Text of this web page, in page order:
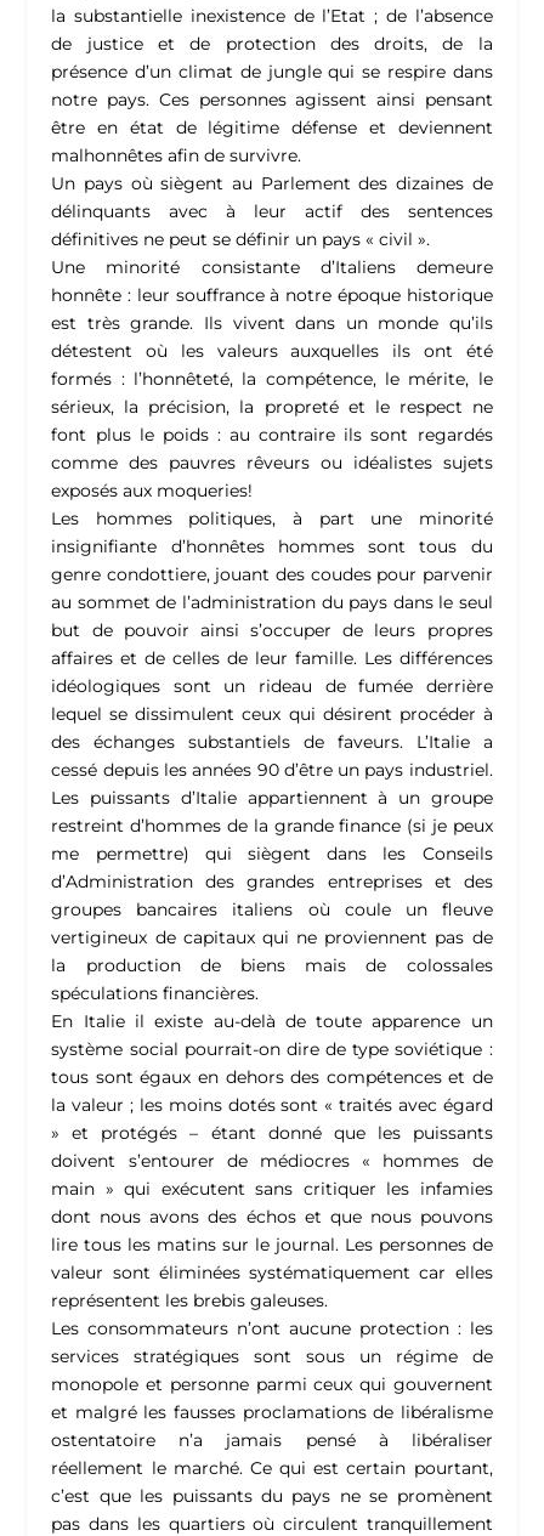
la substantielle inexistence de l’Etat ; de l’absence
de justice et de protection des droits, de la
présence d’un climat de jungle qui se respire dans
notre pays. Ces personnes agissent ainsi pensant
être en état de légitime défense et deviennent
malhonnêtes afin de survivre.
Un pays où siègent au Parlement des dizaines de
délinquants avec à leur actif des sentences
définitives ne peut se définir un pays « civil ».
Une minorité consistante d’Italiens demeure
honnête : leur souffrance à notre époque historique
est très grande. Ils vivent dans un monde qu’ils
détestent où les valeurs auxquelles ils ont été
formés : l’honnêteté, la compétence, le mérite, le
sérieux, la précision, la propreté et le respect ne
font plus le poids : au contraire ils sont regardés
comme des pauvres rêveurs ou idéalistes sujets
exposés aux moqueries!
Les hommes politiques, à part une minorité
insignifiante d’honnêtes hommes sont tous du
genre condottiere, jouant des coudes pour parvenir
au sommet de l’administration du pays dans le seul
but de pouvoir ainsi s’occuper de leurs propres
affaires et de celles de leur famille. Les différences
idéologiques sont un rideau de fumée derrière
lequel se dissimulent ceux qui désirent procéder à
des échanges substantiels de faveurs. L’Italie a
cessé depuis les années 90 d’être un pays industriel.
Les puissants d’Italie appartiennent à un groupe
restreint d’hommes de la grande finance (si je peux
me permettre) qui siègent dans les Conseils
d’Administration des grandes entreprises et des
groupes bancaires italiens où coule un fleuve
vertigineux de capitaux qui ne proviennent pas de
la production de biens mais de colossales
spéculations financières.
En Italie il existe au-delà de toute apparence un
système social pourrait-on dire de type soviétique :
tous sont égaux en dehors des compétences et de
la valeur ; les moins dotés sont « traités avec égard
» et protégés – étant donné que les puissants
doivent s’entourer de médiocres « hommes de
main » qui exécutent sans critiquer les infamies
dont nous avons des échos et que nous pouvons
lire tous les matins sur le journal. Les personnes de
valeur sont éliminées systématiquement car elles
représentent les brebis galeuses.
Les consommateurs n’ont aucune protection : les
services stratégiques sont sous un régime de
monopole et personne parmi ceux qui gouvernent
et malgré les fausses proclamations de libéralisme
ostentatoire n’a jamais pensé à libéraliser
réellement le marché. Ce qui est certain pourtant,
c’est que les puissants du pays ne se promènent
pas dans les quartiers où circulent tranquillement